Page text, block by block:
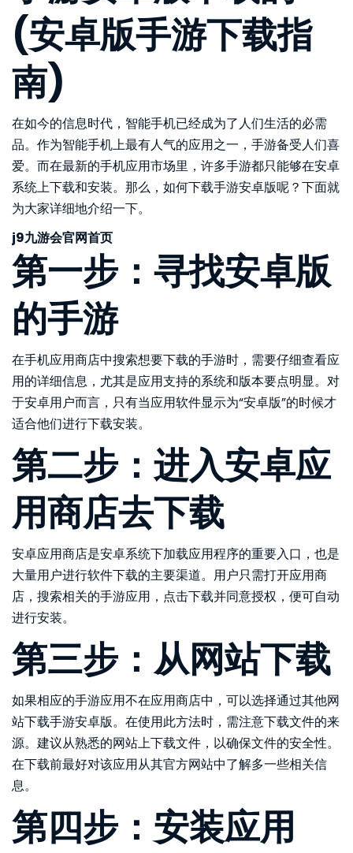
(安卓版手游下载指
南)
在如今的信息时代，智能手机已经成为了人们生活的必需
品。作为智能手机上最有人气的应用之一，手游备受人们喜
爱。而在最新的手机应用市场里，许多手游都只能够在安卓
系统上下载和安装。那么，如何下载手游安卓版呢？下面就
为大家详细地介绍一下。
j9九游会官网首页
第一步：寻找安卓版
的手游
在手机应用商店中搜索想要下载的手游时，需要仔细查看应
用的详细信息，尤其是应用支持的系统和版本要点明显。对
于安卓用户而言，只有当应用软件显示为“安卓版”的时候才
适合他们进行下载安装。
第二步：进入安卓应
用商店去下载
安卓应用商店是安卓系统下加载应用程序的重要入口，也是
大量用户进行软件下载的主要渠道。用户只需打开应用商
店，搜索相关的手游应用，点击下载并同意授权，便可自动
进行安装。
第三步：从网站下载
如果相应的手游应用不在应用商店中，可以选择通过其他网
站下载手游安卓版。在使用此方法时，需注意下载文件的来
源。建议从熟悉的网站上下载文件，以确保文件的安全性。
在下载前最好对该应用从其官方网站中了解多一些相关信
息。
第四步：安装应用